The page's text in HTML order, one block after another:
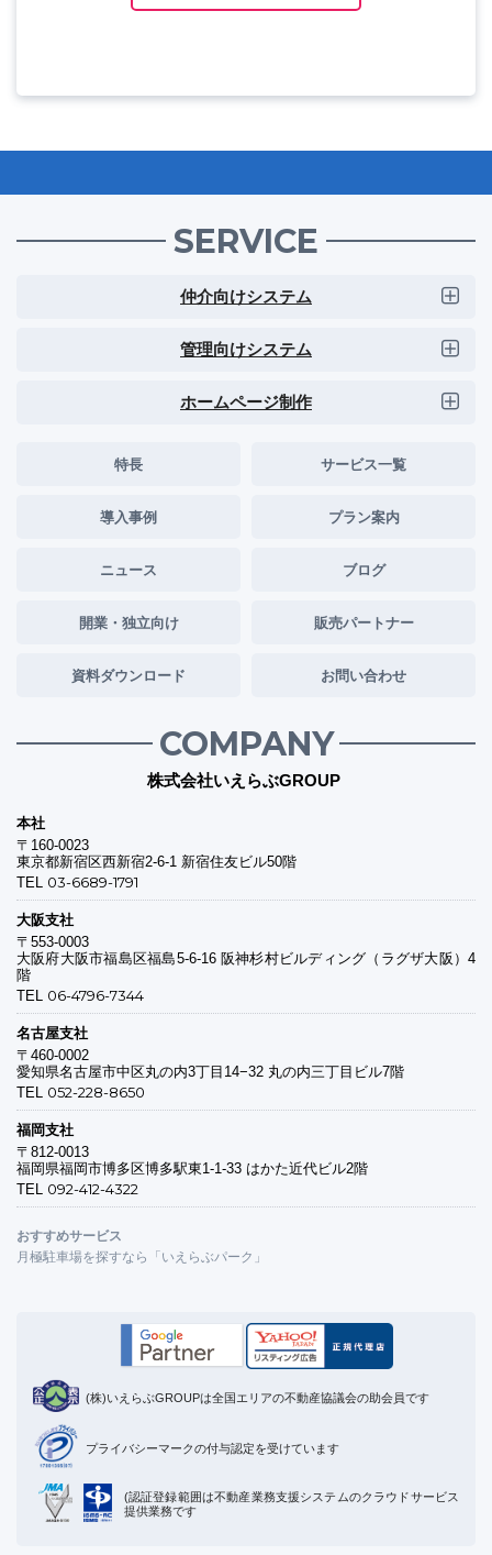
SERVICE
仲介向けシステム
管理向けシステム
ホームページ制作
特長 サービス一覧
導入事例 プラン案内
ニュース ブログ
開業・独立向け 販売パートナー
資料ダウンロード お問い合わせ
COMPANY
株式会社いえらぶGROUP
本社
〒160-0023
東京都新宿区西新宿2-6-1 新宿住友ビル50階
TEL 03-6689-1791
大阪支社
〒553-0003
大阪府大阪市福島区福島5-6-16 阪神杉村ビルディング（ラグザ大阪）4
階
TEL 06-4796-7344
名古屋支社
〒460-0002
愛知県名古屋市中区丸の内3丁目14−32 丸の内三丁目ビル7階
TEL 052-228-8650
福岡支社
〒812-0013
福岡県福岡市博多区博多駅東1-1-33 はかた近代ビル2階
TEL 092-412-4322
おすすめサービス
月極駐車場を探すなら「いえらぶパーク」
(株)いえらぶGROUPは全国エリアの不動産協議会の助会員です
プライバシーマークの付与認定を受けています
(認証登録範囲は不動産業務支援システムのクラウドサービス
提供業務です